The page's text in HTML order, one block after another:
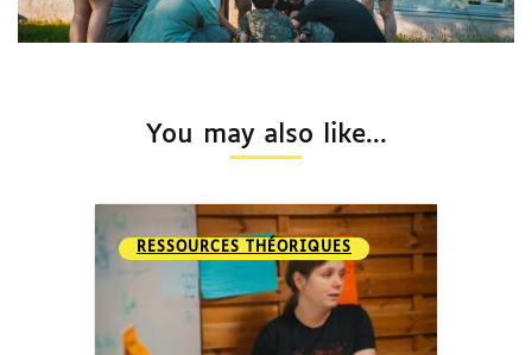
You may also like...
RESSOURCES THÉORIQUES